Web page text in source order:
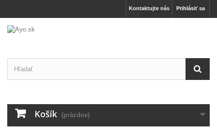
Prihlásiť sa
Kontaktujte nás
Košík (prázdne)